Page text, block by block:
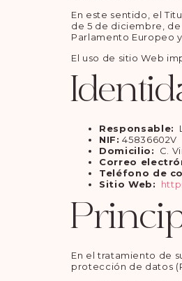
En este sentido, el
de 5 de diciembre,
Parlamento Europeo
El uso de sitio Web
Responsable:
NIF: 45836602V
Domicilio: C.
Correo
Teléfono de
Sitio Web:
En el tratamiento de
protección de datos